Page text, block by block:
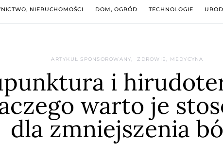
NIERUCHOMOŚCI DOM, OGRÓD TECHNOLOGIE
ARTYKUŁ SPONSOROWANY ZDROWIE, MEDYCYNA
i
warto je
dla zmniejszenia